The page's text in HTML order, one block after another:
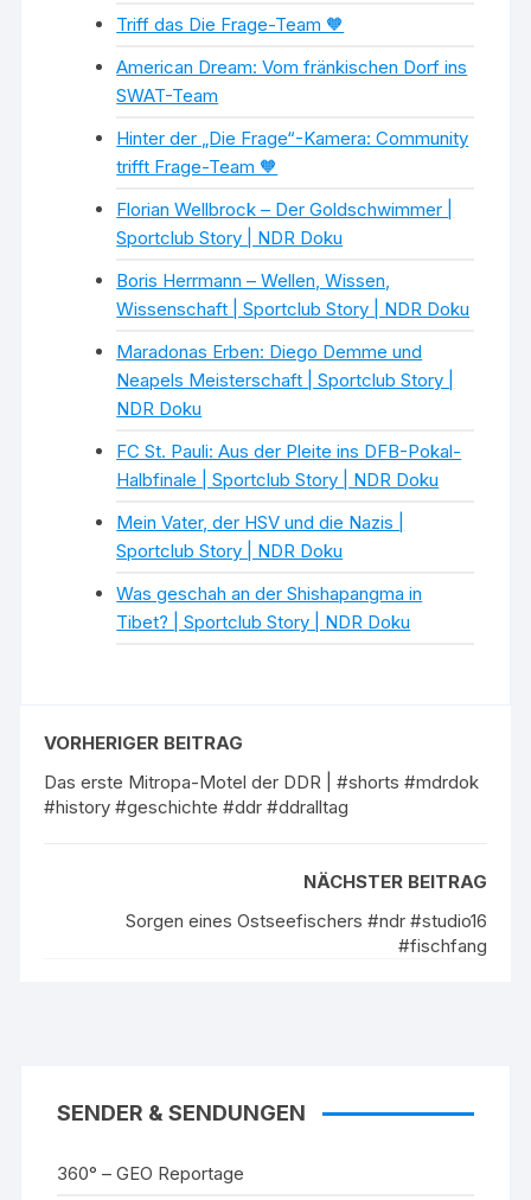
Triff das Die Frage-Team 🧡
American Dream: Vom fränkischen Dorf ins
SWAT-Team
Hinter der „Die Frage“-Kamera: Community
trifft Frage-Team 🧡
Florian Wellbrock – Der Goldschwimmer |
Sportclub Story | NDR Doku
Boris Herrmann – Wellen, Wissen,
Wissenschaft | Sportclub Story | NDR Doku
Maradonas Erben: Diego Demme und
Neapels Meisterschaft | Sportclub Story |
NDR Doku
FC St. Pauli: Aus der Pleite ins DFB-Pokal-
Halbfinale | Sportclub Story | NDR Doku
Mein Vater, der HSV und die Nazis |
Sportclub Story | NDR Doku
Was geschah an der Shishapangma in
Tibet? | Sportclub Story | NDR Doku
VORHERIGER BEITRAG
Das erste Mitropa-Motel der DDR | #shorts #mdrdok
#history #geschichte #ddr #ddralltag
NÄCHSTER BEITRAG
Sorgen eines Ostseefischers #ndr #studio16
#fischfang
SENDER & SENDUNGEN
360° – GEO Reportage